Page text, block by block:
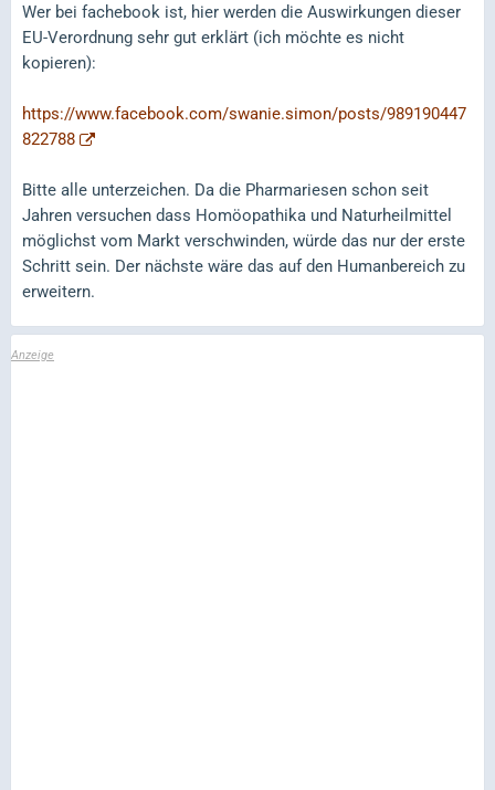
Wer bei fachebook ist, hier werden die Auswirkungen dieser
EU-Verordnung sehr gut erklärt (ich möchte es nicht
kopieren):
https://www.facebook.com/swanie.simon/posts/989190447
822788
Bitte alle unterzeichen. Da die Pharmariesen schon seit
Jahren versuchen dass Homöopathika und Naturheilmittel
möglichst vom Markt verschwinden, würde das nur der erste
Schritt sein. Der nächste wäre das auf den Humanbereich zu
erweitern.